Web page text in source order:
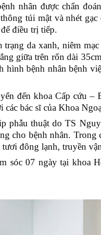
nhân được chẩn
túi mật và nhét
điều trị tiếp.
da xanh, niêm
giữa trên rốn dài
hình bệnh nhân bệnh
đến khoa Cấp cứu
bác sĩ của Khoa
phẫu thuật do TS
cho bệnh nhân.
đông lạnh, truyền
sóc 07 ngày tại khoa